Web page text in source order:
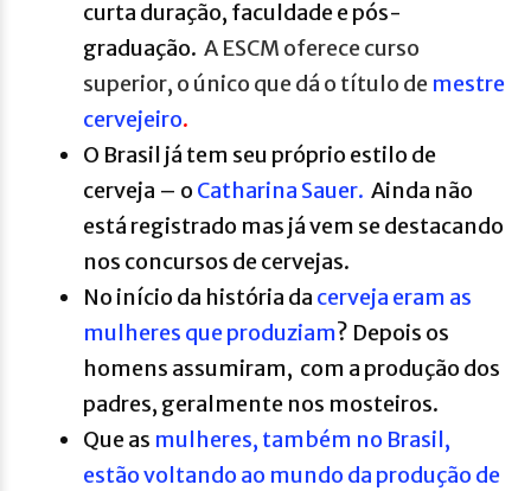
curta duração, faculdade e pós-
graduação. A ESCM oferece curso
superior, o único que dá o título de mestre
cervejeiro.
O Brasil já tem seu próprio estilo de
cerveja – o Catharina Sauer. Ainda não
está registrado mas já vem se destacando
nos concursos de cervejas.
No início da história da cerveja eram as
mulheres que produziam? Depois os
homens assumiram, com a produção dos
padres, geralmente nos mosteiros.
Que as mulheres, também no Brasil,
estão voltando ao mundo da produção de